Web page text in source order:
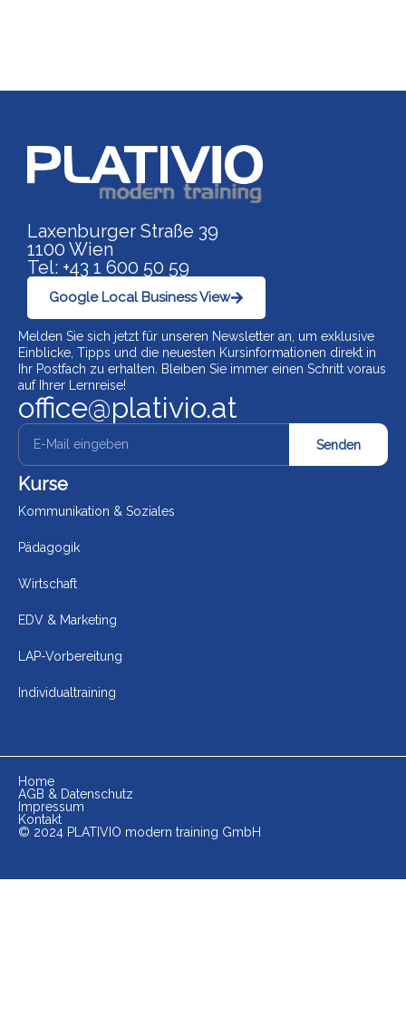
Link zu https://
Laxenburger Straße 39
1100 Wien
Tel: +43 1 600 50 59
Google Local Business View
Melden Sie sich jetzt für unseren Newsletter an, um exklusive
Einblicke, Tipps und die neuesten Kursinformationen direkt in
Ihr Postfach zu erhalten. Bleiben Sie immer einen Schritt voraus
auf Ihrer Lernreise!
office@plativio.at
Senden
Kurse
Kommunikation & Soziales
Pädagogik
Wirtschaft
EDV & Marketing
LAP-Vorbereitung
Individualtraining
Home
AGB & Datenschutz
Impressum
Kontakt
© 2024 PLATIVIO modern training GmbH